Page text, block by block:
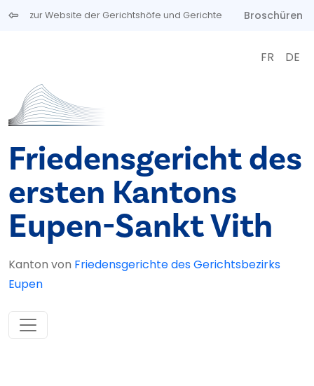
Direkt zum Inhalt
zur Website der Gerichtshöfe und Gerichte Broschüren
FR DE
Friedensgericht des
ersten Kantons
Eupen-Sankt Vith
Kanton von Friedensgerichte des Gerichtsbezirks
Eupen